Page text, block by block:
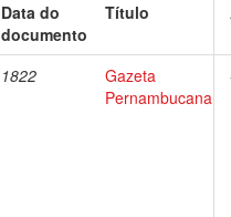
Data do
documento
Título
1822
Gazeta
Pernambucana